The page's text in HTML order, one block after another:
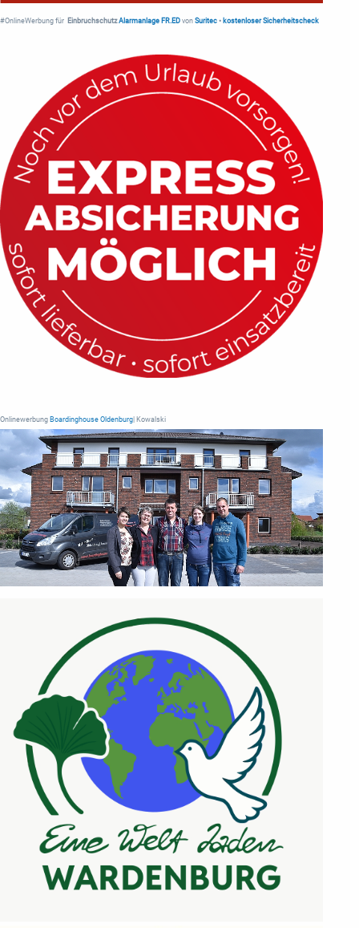
#OnlineWerbung für Einbruchschutz Alarmanlage FR.ED von Suritec • kostenloser Sicherheitscheck
Onlinewerbung Boardinghouse Oldenburg | Kowalski